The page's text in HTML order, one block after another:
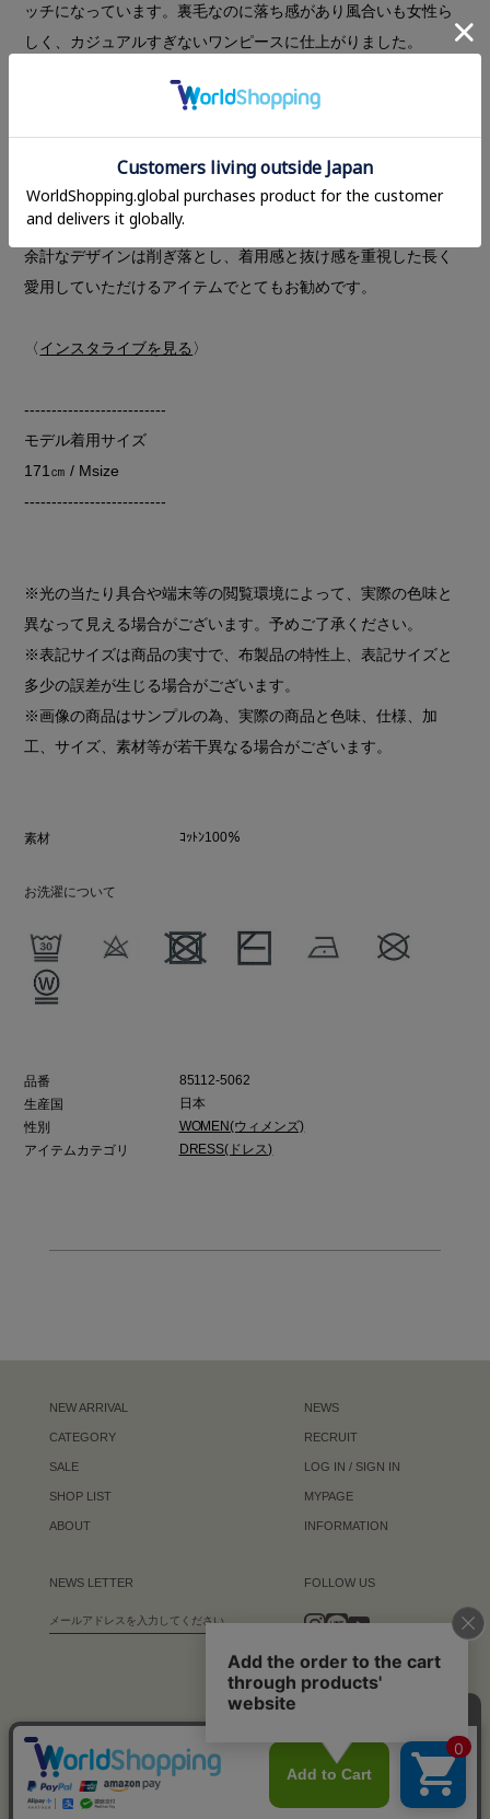
ッチになっています。裏毛なのに落ち感があり風合いも女性ら
しく、カジュアルすぎないワンピースに仕上がりました。
る丈のボリュームのあるバルーンスリーブデザインです。程よ
いボリューム感とちょうど腕が細く見える袖丈のバランスが
MANOFらしく、胸元は深めのVネックデザインになっていま
す。後ろに抜いて着用いただいた時にできる背中のドレープ感
も程よく、ルーズでより女性らしい印刷になります。
余計なデザインは削ぎ落とし、着用感と抜け感を重視した長く
愛用していただけるアイテムでとてもお勧めです。
〈インスタライブを見る 〉
--------------------------
モデル着用サイズ
171㎝ / Msize
--------------------------
※光の当たり具合や端末等の閲覧環境によって、実際の色味と
異なって見える場合がございます。予めご了承ください。
※表記サイズは商品の実寸で、布製品の特性上、表記サイズと
多少の誤差が生じる場合がございます。
※画像の商品はサンプルの為、実際の商品と色味、仕様、加
工、サイズ、素材等が若干異なる場合がございます。
素材 ｺｯﾄﾝ100％
お洗濯について
品番
85112-5062
生産国
日本
性別
WOMEN(ウィメンズ)
アイテムカテゴリ
DRESS(ドレス)
NEW ARRIVAL
CATEGORY
SALE
SHOP LIST
ABOUT
NEWS LETTER
NEWS
RECRUIT
LOG IN / SIGN IN
MYPAGE
INFORMATION
FOLLOW US